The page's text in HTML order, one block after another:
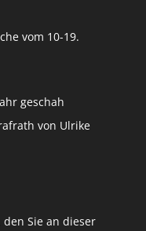
vom 10-19.
geschah
von Ulrike
Sie an dieser